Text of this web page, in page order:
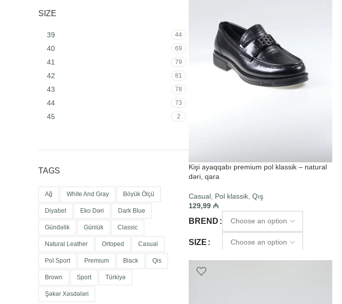
SIZE
39 44
40 69
41 79
42 81
43 78
44 73
45 2
TAGS
Ağ White And Gray Böyük Ölçü
Diyabet Eko Dəri Dark Blue
Gündəlik Günlük Classic
Natural Leather Ortoped Casual
Pol Sport Premium Black Qis
Brown Sport Türkiyə
Şəkər Xəsdələri
Kişi ayaqqabı premium pol klassik – natural
dəri, qara
Casual Pol klassik Qış
129,99 ₼
BREND
SIZE
SELECT OPTIONS